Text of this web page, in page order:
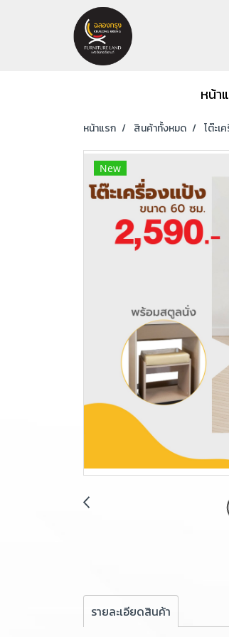
หน้า
หน้าแรก สินค้าทั้งหมด โต๊ะเ
New
รายละเอียดสินค้า